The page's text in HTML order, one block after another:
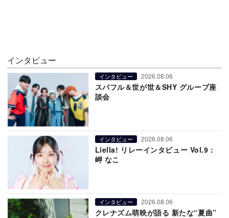
インタビュー
インタビュー 2026.08.06
スパフル＆世が世＆SHY グループ座
談会
インタビュー 2026.08.06
Liella! リレーインタビュー Vol.9：
岬 なこ
インタビュー 2026.08.06
クレナズム萌映が語る 新たな“夏曲”